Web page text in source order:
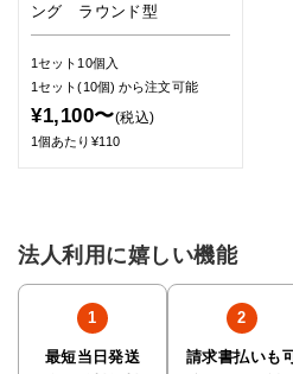
ング ラウンド型
1セット10個入
1セット(10個)から注文可能
¥1,100〜(税込)
1個あたり¥110
法人利用に嬉しい機能
最短当日発送 請求書払いも可